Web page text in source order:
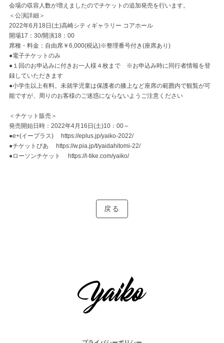
会場の収容人数が増えましたのでチケットの追加発売を行います。
＜公演詳細＞
2022年6月18日(土)高崎シティギャラリー コアホール
開場17：30/開演18：00
席種・料金：自由席￥6,000(税込)※整理番号付き(座席あり)
●電子チケットのみ
●１回のお申込みに付きお一人様４枚まで ※お申込み時に同行者情報を登
録していただきます
●小学生以上有料。未就学児童は保護者の膝上など座席の範囲内で観覧が可
能ですが、周りのお客様のご迷惑にならないようご注意ください
＜チケット販売＞
発売開始日時：2022年4月16日(土)10：00～
●e+(イープラス)
https://eplus.jp/yaiko-2022/
●チケットぴあ
https://w.pia.jp/t/yaidahitomi-22/
●ローソンチケット
https://l-tike.com/yaiko/
戻る